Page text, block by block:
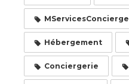
Hébergement
Conciergerie